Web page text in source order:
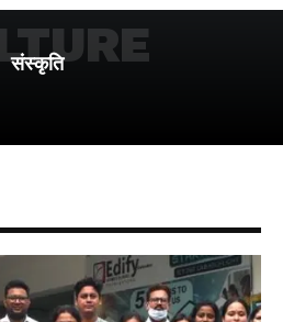
संस्कृति